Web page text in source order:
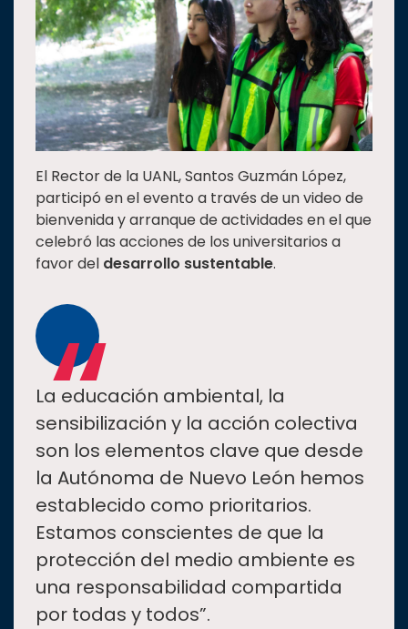
Vinculación
Historia
Universiada
Nacional
El Rector de la UANL, Santos Guzmán López,
participó en el evento a través de un video de
bienvenida y arranque de actividades en el que
celebró las acciones de los universitarios a
favor del desarrollo sustentable.
“
La educación ambiental, la
sensibilización y la acción colectiva
son los elementos clave que desde
la Autónoma de Nuevo León hemos
establecido como prioritarios.
Estamos conscientes de que la
protección del medio ambiente es
una responsabilidad compartida
por todas y todos”.